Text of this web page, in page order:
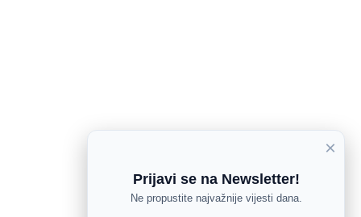
×
Prijavi se na Newsletter!
Ne propustite najvažnije vijesti dana.